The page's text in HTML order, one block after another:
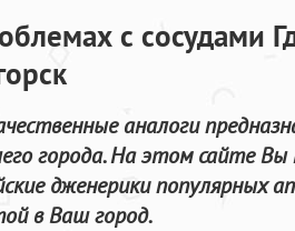
с сосудами
аналоги
города. На этом сайте
дженерики популярных
в Ваш город.